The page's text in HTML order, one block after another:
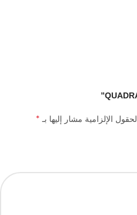
الحقول الإلزامية مشار إليها بـ *